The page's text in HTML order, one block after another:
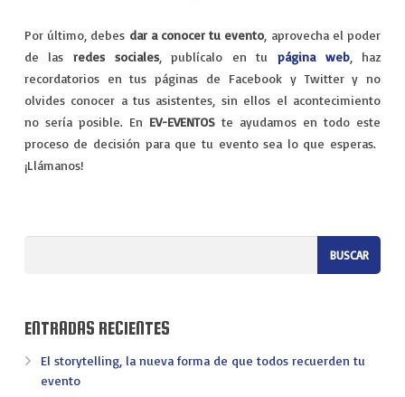
Por último, debes dar a conocer tu evento , aprovecha el poder
de lasredes sociales, publícalo en tu página web, haz
recordatorios en tus páginas de Facebook y Twitter y no
olvides conocer a tus asistentes, sin ellos el acontecimiento
no sería posible. En EV-EVENTOSte ayudamos en todo este
proceso de decisión para que tu evento sea lo que esperas.
¡Llámanos!
ENTRADAS RECIENTES
El storytelling, la nueva forma de que todos recuerden tu
evento